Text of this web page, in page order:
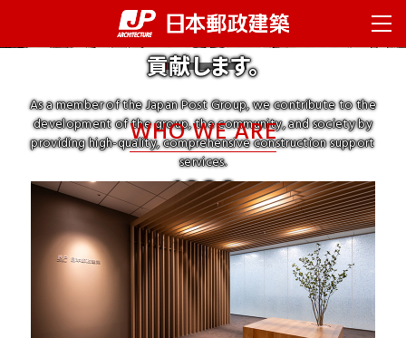
ページ内移動用のリンクです。
ヘッダーメニューへ移動します。
フッターメニューへ移動します。
ここからヘッダーメニューです。
社長挨拶
企業理念
会社概要
拠点一覧
沿革
SERVICES
企画構想支援
ヘッダーメニューはここまでです。
グループと地域・社会の
発展に
貢献します。
As a member of the Japan Post Group,we contribute to the
development of the group, the community, and societyby
providing high-quality, comprehensive construction support
services.
7089
下関南部町郵便局
中京郵便局
WHO WE ARE